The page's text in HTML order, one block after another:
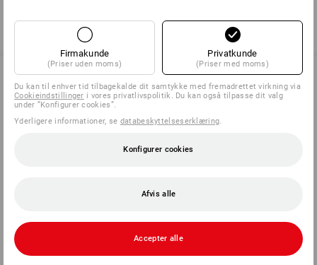
SERVICE 70 20 91 18
BETALINGSMETODER
Firmakunde
(Priser uden moms)
Privatkunde
(Priser med moms)
Du kan til enhver tid tilbagekalde dit samtykke med fremadrettet virkning via
Cookieindstillinger i vores privatlivspolitik. Du kan også tilpasse dit valg
under ”Konfigurer cookies”.
Yderligere informationer, se databeskyttelseserklæring.
Konfigurer cookies
Afvis alle
Accepter alle